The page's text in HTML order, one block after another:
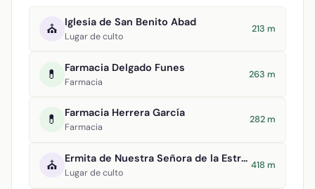
⛪ Iglesia de San Benito Abad
Lugar de culto
213 m
💊 Farmacia Delgado Funes
Farmacia
263 m
💊 Farmacia Herrera García
Farmacia
282 m
⛪ Ermita de Nuestra Señora de la Estrella
Lugar de culto
418 m